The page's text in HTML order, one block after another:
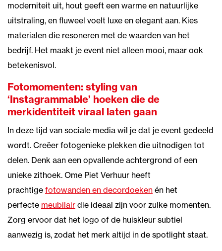
moderniteit uit, hout geeft een warme en natuurlijke
uitstraling, en fluweel voelt luxe en elegant aan. Kies
materialen die resoneren met de waarden van het
bedrijf. Het maakt je event niet alleen mooi, maar ook
betekenisvol.
Fotomomenten: styling van
‘Instagrammable’ hoeken die de
merkidentiteit viraal laten gaan
In deze tijd van sociale media wil je dat je event gedeeld
wordt. Creëer fotogenieke plekken die uitnodigen tot
delen. Denk aan een opvallende achtergrond of een
unieke zithoek. Ome Piet Verhuur heeft
prachtige fotowanden en decordoeken én het
perfecte meubilair die ideaal zijn voor zulke momenten.
Zorg ervoor dat het logo of de huiskleur subtiel
aanwezig is, zodat het merk altijd in de spotlight staat.